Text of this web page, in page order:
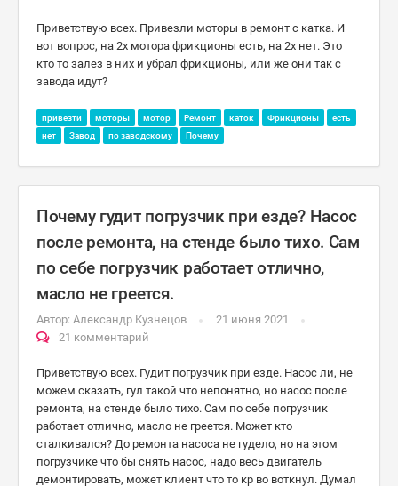
Приветствую всех. Привезли моторы в ремонт с катка. И
вот вопрос, на 2х мотора фрикционы есть, на 2х нет. Это
кто то залез в них и убрал фрикционы, или же они так с
завода идут?
привезти моторы мотор Ремонт каток Фрикционы
есть
нет
Завод по заводскому Почему
Почему гудит погрузчик при езде? Насос
после ремонта, на стенде было тихо. Сам
по себе погрузчик работает отлично,
масло не греется.
Автор: Александр Кузнецов
21 июня 2021
21 комментарий
Приветствую всех. Гудит погрузчик при езде. Насос ли, не
можем сказать, гул такой что непонятно, но насос после
ремонта, на стенде было тихо. Сам по себе погрузчик
работает отлично, масло не греется. Может кто
сталкивался? До ремонта насоса не гудело, но на этом
погрузчике что бы снять насос, надо весь двигатель
демонтировать, может клиент что то кр во воткнул. Думал